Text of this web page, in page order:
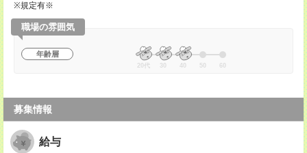
※規定有※
職場の雰囲気
年齢層
20代 30 40 50 60
募集情報
給与